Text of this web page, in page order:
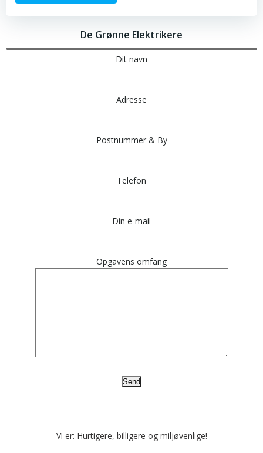
De Grønne Elektrikere
Dit navn
Adresse
Postnummer & By
Telefon
Din e-mail
Opgavens omfang
Vi er: Hurtigere, billigere og miljøvenlige!